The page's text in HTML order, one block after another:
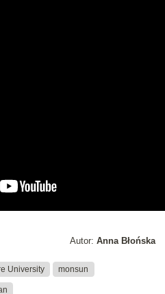
Autor: Anna Błońska
University monsun